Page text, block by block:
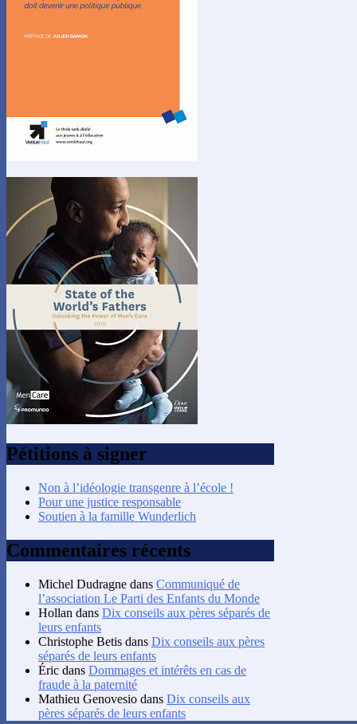
Pétitions à signer
Non à l’idéologie transgenre à l’école !
Pour une justice responsable
Soutien à la famille Wunderlich
Commentaires récents
Michel Dudragne dans Communiqué de
l’association Le Parti des Enfants du Monde
Hollan dans Dix conseils aux pères séparés de
leurs enfants
Christophe Betis dans Dix conseils aux pères
séparés de leurs enfants
Éric dans Dommages et intérêts en cas de
fraude à la paternité
Mathieu Genovesio dans Dix conseils aux
pères séparés de leurs enfants